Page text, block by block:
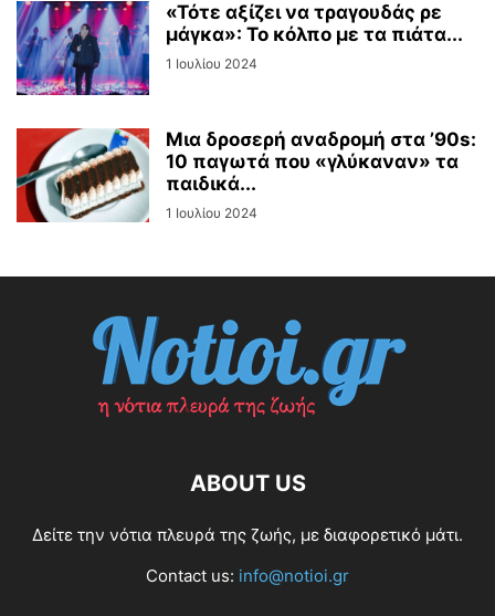
«Τότε αξίζει να τραγουδάς ρε
μάγκα»: Το κόλπο με τα πιάτα...
1 Ιουλίου 2024
Μια δροσερή αναδρομή στα ’90s:
10 παγωτά που «γλύκαναν» τα
παιδικά...
1 Ιουλίου 2024
ABOUT US
Δείτε την νότια πλευρά της ζωής, με διαφορετικό μάτι.
Contact us: info@notioi.gr